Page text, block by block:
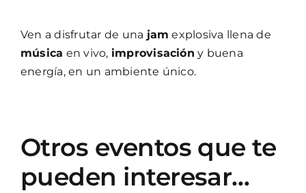
Ven a disfrutar de una jam explosiva llena de
música en vivo, improvisación y buena
energía, en un ambiente único.
Otros eventos que te
pueden interesar…